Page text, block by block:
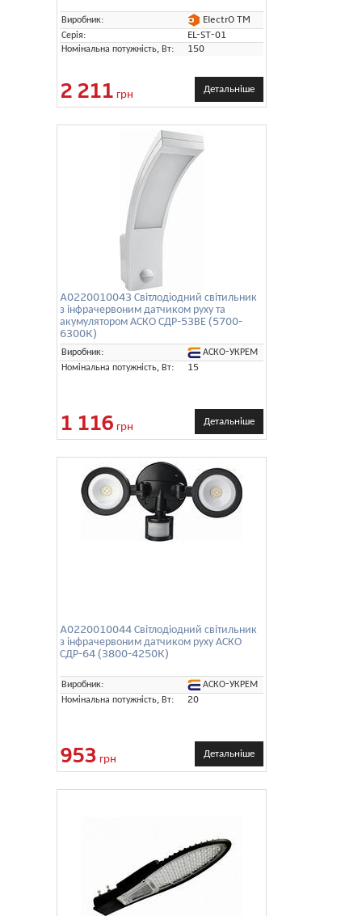
Виробник:
ElectrO TM
Серія:
EL-ST-01
Номінальна потужність, Вт:
150
2 211 грн Детальніше
A0220010043 Світлодіодний світильник
з інфрачервоним датчиком руху та
акумулятором АСКО СДР-53ВЕ (5700-
6300K)
Виробник:
АСКО-УКРЕМ
Номінальна потужність, Вт:
15
1 116 грн Детальніше
A0220010044 Світлодіодний світильник
з інфрачервоним датчиком руху АСКО
СДР-64 (3800-4250K)
Виробник:
АСКО-УКРЕМ
Номінальна потужність, Вт:
20
953 грн Детальніше